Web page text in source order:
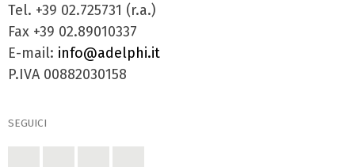
Tel. +39 02.725731 (r.a.)
Fax +39 02.89010337
E-mail: info@adelphi.it
P.IVA 00882030158
SEGUICI